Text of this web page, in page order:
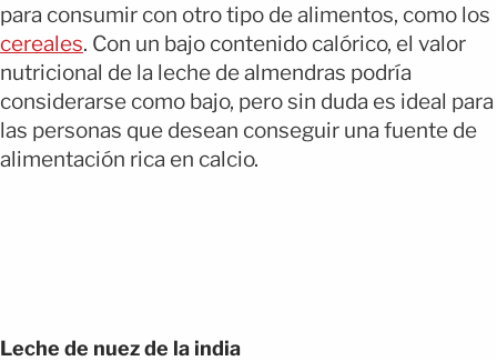
para consumir con otro tipo de alimentos, como los
cereales. Con un bajo contenido calórico, el valor
nutricional de la leche de almendras podría
considerarse como bajo, pero sin duda es ideal para
las personas que desean conseguir una fuente de
alimentación rica en calcio.
Leche de nuez de la india